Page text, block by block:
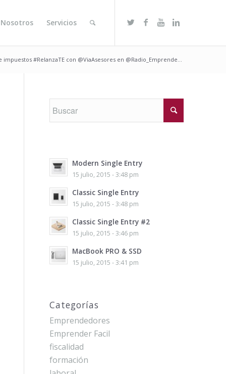
Servicios
#RelanzaTE con @ViaAsesores en @Radio_Emprende...
Modern Single Entry
15 julio, 2015 - 3:48 pm
Classic Single Entry
15 julio, 2015 - 3:48 pm
Classic Single Entry #2
15 julio, 2015 - 3:46 pm
MacBook PRO & SSD
15 julio, 2015 - 3:41 pm
Categorías
Emprendedores
Emprender Facil
fiscalidad
formación